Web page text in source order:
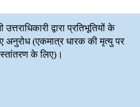
उत्तराधिकारी द्वारा प्रतिभूतियों के
अनुरोध (एकमात्र धारक की मृत्यु पर
के लिए)।